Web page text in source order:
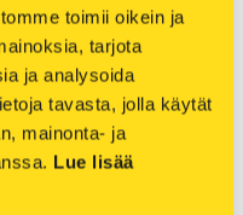
toimii oikein ja
tarjota
ja analysoida
tavasta, jolla käytät
mainonta- ja
Lue lisää
joka vaatii
Kuopion
laajan
toivomme myös
Kommentoiminen